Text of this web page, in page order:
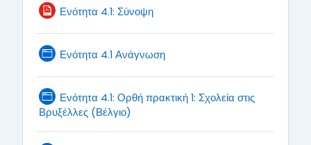
Ενότητα 4.1: ΣύνοψηFile
Ενότητα 4.1 ΑνάγνωσηPage
Ενότητα 4.1: Ορθή πρακτική 1: Σχολεία στις
Βρυξέλλες (Βέλγιο)